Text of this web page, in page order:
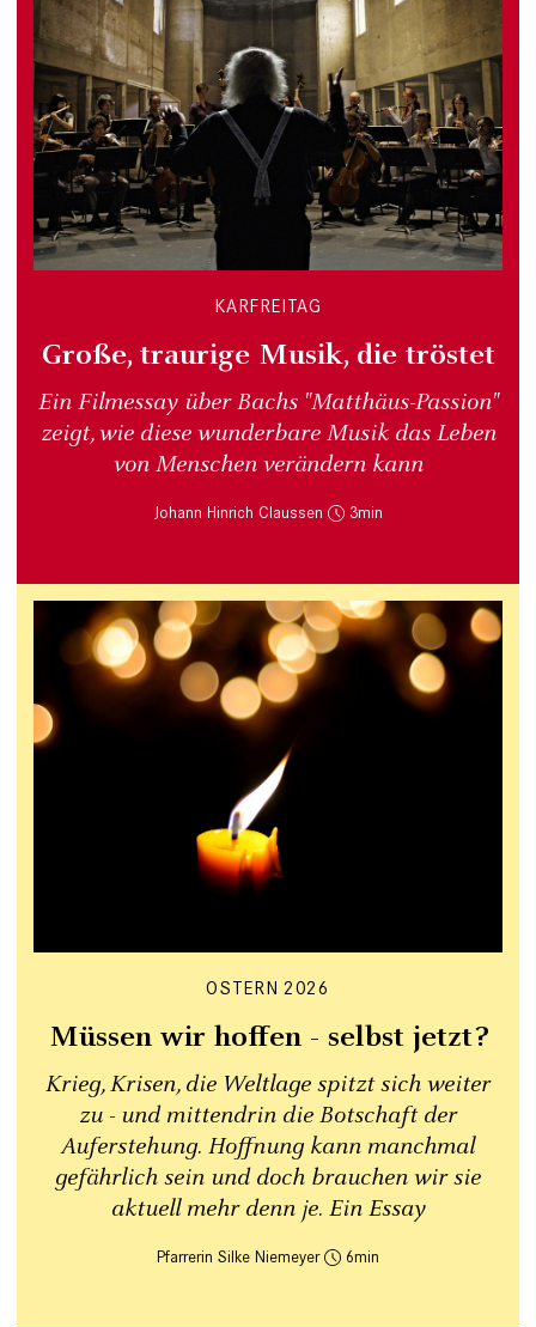
KARFREITAG
Große, traurige Musik, die tröstet
Ein Filmessay über Bachs "Matthäus-Passion"
zeigt, wie diese wunderbare Musik das Leben
von Menschen verändern kann
Johann Hinrich Claussen 3
OSTERN 2026
Müssen wir hoffen - selbst jetzt?
Krieg, Krisen, die Weltlage spitzt sich weiter
zu - und mittendrin die Botschaft der
Auferstehung. Hoffnung kann manchmal
gefährlich sein und doch brauchen wir sie
aktuell mehr denn je. Ein Essay
Pfarrerin Silke Niemeyer 6